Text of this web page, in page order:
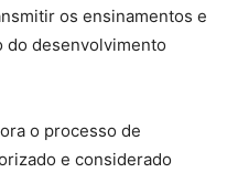
os ensinamentos e
do desenvolvimento
o processo de
e considerado